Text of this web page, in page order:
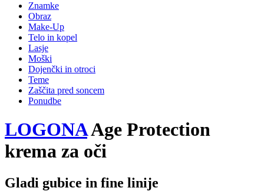
Znamke
Obraz
Make-Up
Telo in kopel
Lasje
Moški
Dojenčki in otroci
Teme
Zaščita pred soncem
Ponudbe
LOGONAAge Protection
krema za oči
Gladi gubice in fine linije